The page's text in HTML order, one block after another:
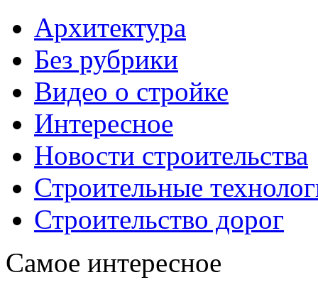
Архитектура
Без рубрики
Видео о стройке
Интересное
Новости строительства
Строительные
Строительство дорог
Самое интересное